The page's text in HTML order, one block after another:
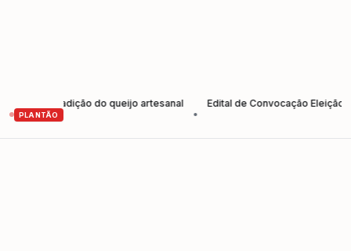
PLANTÃO
tradição do queijo artesanal
Edital de Convocação Eleição